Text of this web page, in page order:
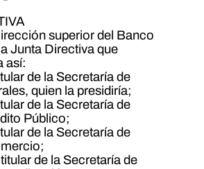
superior del Banco
Junta Directiva que
así:
de la Secretaría de
quien la presidiría;
de la Secretaría de
Público;
de la Secretaría de
de la Secretaría de